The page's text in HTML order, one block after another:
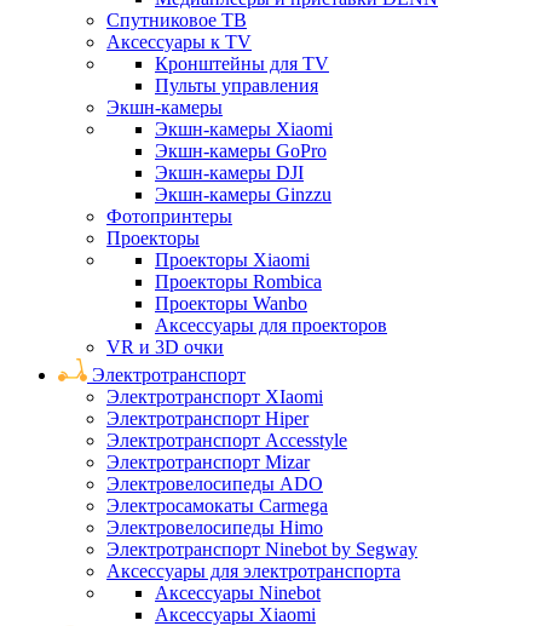
Спутниковое ТВ
Аксессуары к TV
Кронштейны для TV
Пульты управления
Экшн-камеры
Экшн-камеры Xiaomi
Экшн-камеры GoPro
Экшн-камеры DJI
Экшн-камеры Ginzzu
Фотопринтеры
Проекторы
Проекторы Xiaomi
Проекторы Rombica
Проекторы Wanbo
Аксессуары для проекторов
VR и 3D очки
Электротранспорт
Электротранспорт XIaomi
Электротранспорт Hiper
Электротранспорт Accesstyle
Электротранспорт Mizar
Электровелосипеды ADO
Электросамокаты Carmega
Электровелосипеды Himo
Электротранспорт Ninebot by Segway
Аксессуары для электротранспорта
Аксессуары Ninebot
Аксессуары Xiaomi